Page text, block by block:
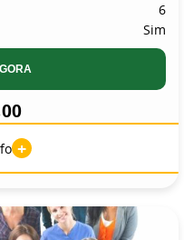
6
Sim
+